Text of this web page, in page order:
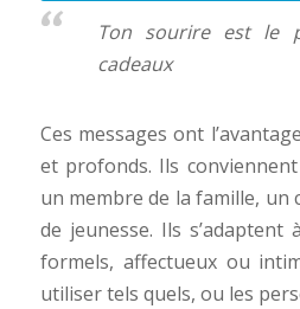
Ton sourire est le
cadeaux
Ces messages ont
et profonds. Ils
un membre de la famille, un
de jeunesse. Ils s’adaptent
formels, affectueux ou
utiliser tels quels, ou les